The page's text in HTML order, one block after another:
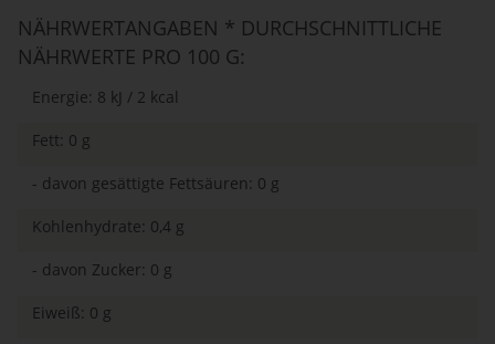
NÄHRWERTANGABEN * DURCHSCHNITTLICHE
NÄHRWERTE PRO 100 G:
Energie: 8 kJ / 2 kcal
Fett: 0 g
- davon gesättigte Fettsäuren: 0 g
Kohlenhydrate: 0,4 g
- davon Zucker: 0 g
Eiweiß: 0 g